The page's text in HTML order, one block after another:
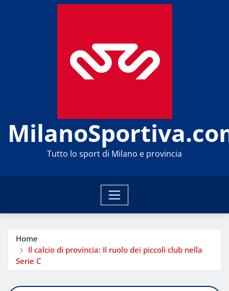
Tutto lo sport di Milano e provincia
Home
Il calcio di provincia: Il ruolo dei piccoli club nella
Serie C